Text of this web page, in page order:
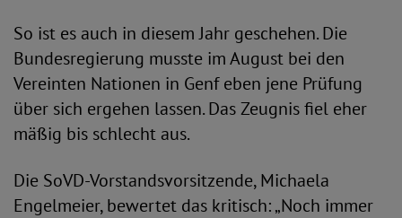
So ist es auch in diesem Jahr geschehen. Die
Bundesregierung musste im August bei den
Vereinten Nationen in Genf eben jene Prüfung
über sich ergehen lassen. Das Zeugnis fiel eher
mäßig bis schlecht aus.
Die SoVD-Vorstandsvorsitzende, Michaela
Engelmeier, bewertet das kritisch: „Noch immer